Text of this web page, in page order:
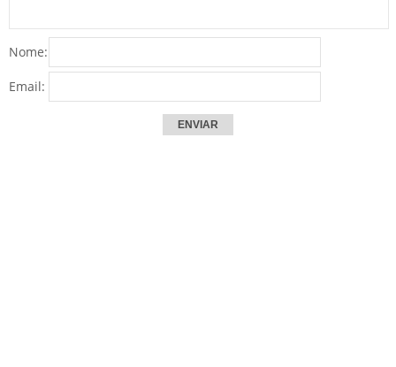
Nome:
Email: